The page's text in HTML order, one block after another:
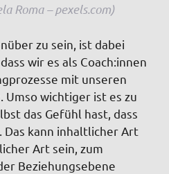
Roma – pexels.com)
zu sein, ist dabei
wir es als Coach:innen
mit unseren
wichtiger ist es zu
das Gefühl hast, dass
kann inhaltlicher Art
Art sein, zum
Beziehungsebene